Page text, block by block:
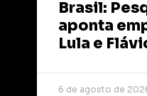
Brasil:
aponta
Lula e
6 de agosto de